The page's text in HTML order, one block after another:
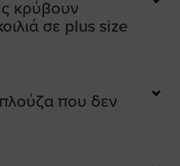
κρύβουν
σε plus size
που δεν